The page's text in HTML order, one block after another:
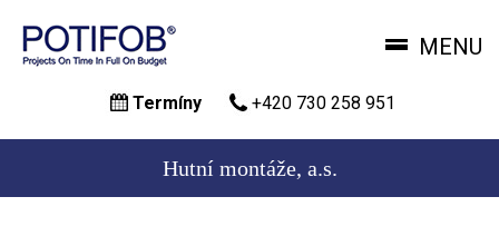
hlavnímu
MENU
Termíny +420 730 258 951
Hutní montáže, a.s.